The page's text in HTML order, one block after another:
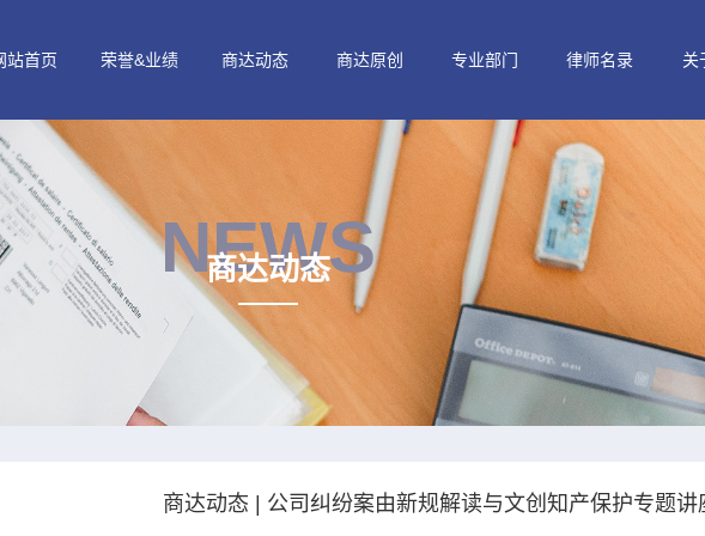
站首页 荣誉&业绩 商达动态 商达原创 专业部门 律师名录 关
NEWS
商达动态
商达动态 | 公司纠纷案由新规解读与文创知产保护专题讲